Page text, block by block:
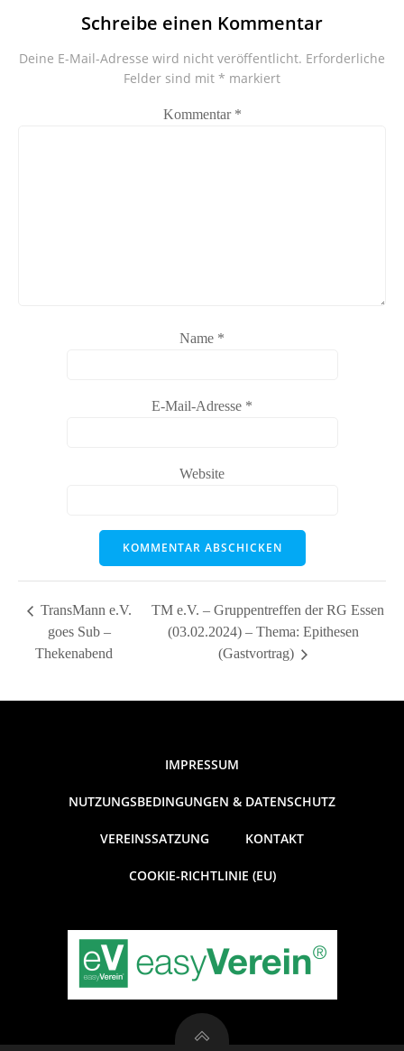
Schreibe einen Kommentar
Deine E-Mail-Adresse wird nicht veröffentlicht. Erforderliche
Felder sind mit * markiert
Kommentar *
Name *
E-Mail-Adresse *
Website
TransMann e.V.
goes Sub –
Thekenabend
TM e.V. – Gruppentreffen der RG Essen
(03.02.2024) – Thema: Epithesen
(Gastvortrag)
IMPRESSUM
NUTZUNGSBEDINGUNGEN & DATENSCHUTZ
VEREINSSATZUNG KONTAKT
COOKIE-RICHTLINIE (EU)